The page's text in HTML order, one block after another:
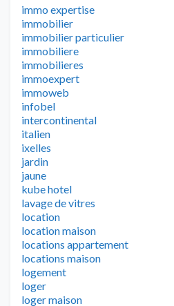
immo expertise
immobilier
immobilier particulier
immobiliere
immobilieres
immoexpert
immoweb
infobel
intercontinental
italien
ixelles
jardin
jaune
kube hotel
lavage de vitres
location
location maison
locations appartement
locations maison
logement
loger
loger maison